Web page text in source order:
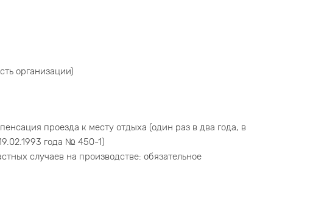
организации)
проезда к месту отдыха (один раз в два года, в
года № 450-1)
случаев на производстве: обязательное